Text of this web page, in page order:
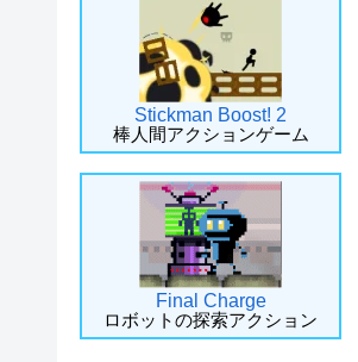
Stickman Boost! 2
棒人間アクションゲーム
Final Charge
ロボットの探索アクション